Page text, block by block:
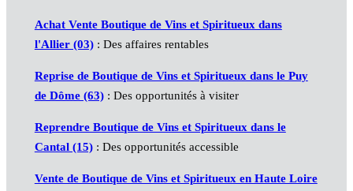
Achat Vente Boutique de Vins et Spiritueux dans
l'Allier (03): Des affaires rentables
Reprise de Boutique de Vins et Spiritueux dans le Puy
de Dôme (63): Des opportunités à visiter
Reprendre Boutique de Vins et Spiritueux dans le
Cantal (15): Des opportunités accessible
Vente de Boutique de Vins et Spiritueux en Haute Loire